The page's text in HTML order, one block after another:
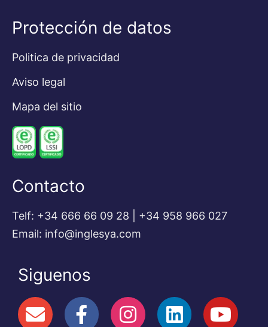
Protección de datos
Politica de privacidad
Aviso legal
Mapa del sitio
Contacto
Telf: +34 666 66 09 28 | +34 958 966 027
Email: info@inglesya.com
Siguenos